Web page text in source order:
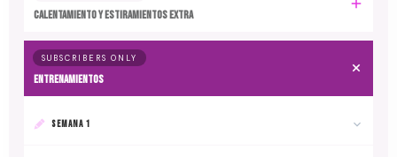
Calentamiento y estiramientos extra
SUBSCRIBERS ONLY
Entrenamientos
SEMANA 1